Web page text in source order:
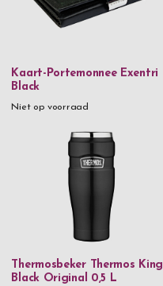
Messing
Roestvrij staal
Roestvrij staal & PVD
Tin
Vegan leer & glas
Kaart-Portemonnee Exentri
Black
Niet op voorraad
Thermosbeker Thermos King
Black Original 0,5 L